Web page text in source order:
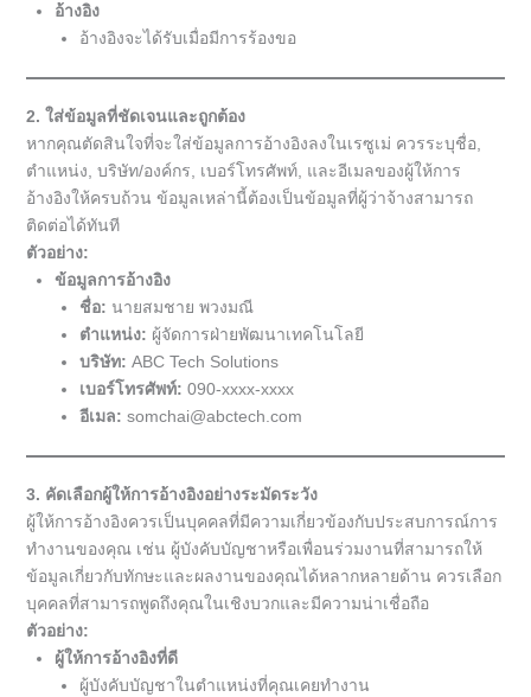
อ้างอิง
อ้างอิงจะได้รับเมื่อมีการร้องขอ
2. ใส่ข้อมูลที่ชัดเจนและถูกต้อง
หากคุณตัดสินใจที่จะใส่ข้อมูลการอ้างอิงลงในเรซูเม่ ควรระบุชื่อ,
ตำแหน่ง, บริษัท/องค์กร, เบอร์โทรศัพท์, และอีเมลของผู้ให้การ
อ้างอิงให้ครบถ้วน ข้อมูลเหล่านี้ต้องเป็นข้อมูลที่ผู้ว่าจ้างสามารถ
ติดต่อได้ทันที
ตัวอย่าง:
ข้อมูลการอ้างอิง
ชื่อ: นายสมชาย พวงมณี
ตำแหน่ง: ผู้จัดการฝ่ายพัฒนาเทคโนโลยี
บริษัท: ABC Tech Solutions
เบอร์โทรศัพท์: 090-xxxx-xxxx
อีเมล: somchai@abctech.com
3. คัดเลือกผู้ให้การอ้างอิงอย่างระมัดระวัง
ผู้ให้การอ้างอิงควรเป็นบุคคลที่มีความเกี่ยวข้องกับประสบการณ์การ
ทำงานของคุณ เช่น ผู้บังคับบัญชาหรือเพื่อนร่วมงานที่สามารถให้
ข้อมูลเกี่ยวกับทักษะและผลงานของคุณได้หลากหลายด้าน ควรเลือก
บุคคลที่สามารถพูดถึงคุณในเชิงบวกและมีความน่าเชื่อถือ
ตัวอย่าง:
ผู้ให้การอ้างอิงที่ดี
ผู้บังคับบัญชาในตำแหน่งที่คุณเคยทำงาน